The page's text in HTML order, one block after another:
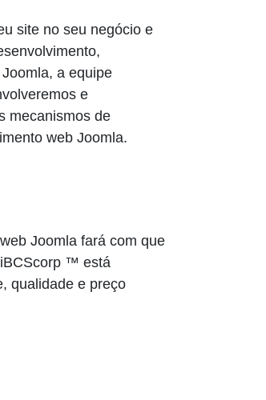
site no seu negócio e
a equipe
e
mecanismos de
web Joomla.
Joomla fará com que
iBCScorp ™ está
qualidade e preço